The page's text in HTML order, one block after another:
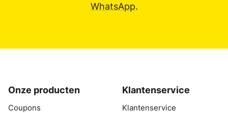
WhatsApp.
Onze producten
Coupons
Klantenservice
Klantenservice